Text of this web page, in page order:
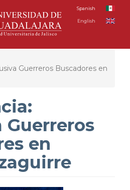
Spanish
English
Guerreros Buscadores en
Guerreros
en